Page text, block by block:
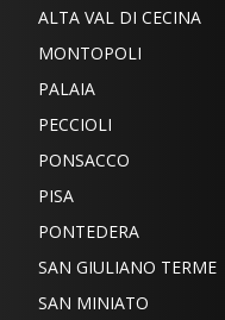
ALTA VAL DI CECINA
MONTOPOLI
PALAIA
PECCIOLI
PONSACCO
PISA
PONTEDERA
SAN GIULIANO TERME
SAN MINIATO